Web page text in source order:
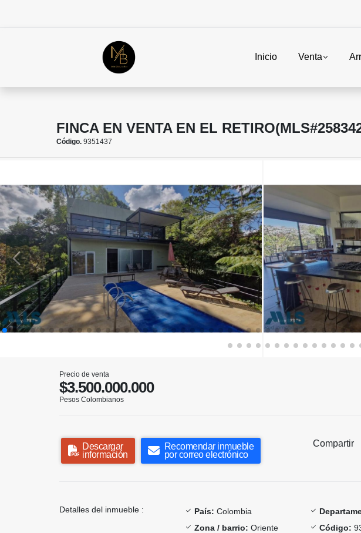
Inicio Venta
FINCA EN VENTA EN EL
Código. 9351437
Precio de venta
$3.500.000.000
Pesos Colombianos
Descargar
información
Recomendar inmueble
por correo electrónico
Compartir
Detalles del inmueble : País: Colombia
Zona / barrio: Oriente
Código: